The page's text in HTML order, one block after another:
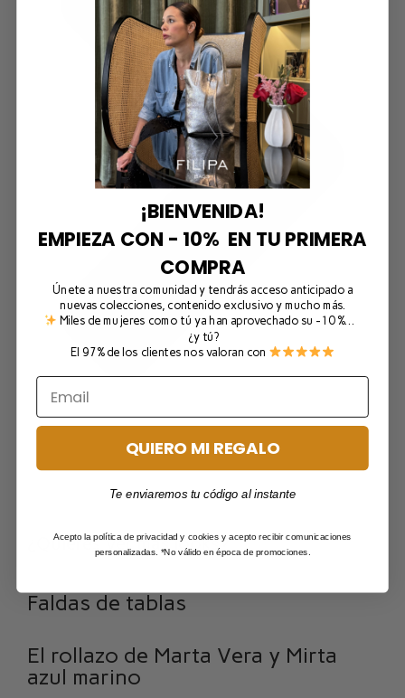
¿Quieres ver más looks?
Faldas de tablas
El rollazo de Marta Vera y Mirta
azul marino
¡BIENVENIDA!
EMPIEZA CON - 10% EN TU PRIMERA
COMPRA
Únete a nuestra comunidad y tendrás acceso anticipado a
nuevas colecciones, contenido exclusivo y mucho más.
Miles de mujeres como tú ya han aprovechado su -10 %…
¿y tú?
El 97% de los clientes nos valoran con
QUIERO MI REGALO
Te enviaremos tu código al instante
Acepto la política de privacidad y cookies y acepto recibir comunicaciones
personalizadas. *No válido en época de promociones.